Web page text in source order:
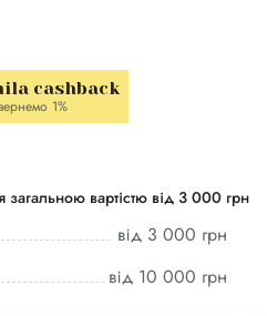
cashback
1%
вартістю від 3 000 грн
від 3 000 грн
від 10 000 грн